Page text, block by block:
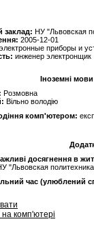
заклад: НУ "Львовская
2005-12-01
электронные приборы и
инженер электронщик
Іноземні
Розмовна
Вільно володію
комп'ютером:
досягнення в
"Львовская
час (улюблений
комп'ютері